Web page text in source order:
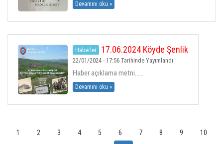
Devamını oku »
Haberler 17.06.2024 Köyde Şenlik
22/01/2024 - 17:56 Tarihinde Yayımlandı
Haber açıklama metni......
Devamını oku »
1 2 3 4 5 6 7 8 9
10